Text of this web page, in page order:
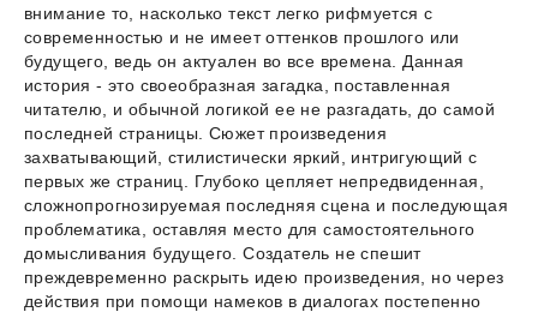
внимание то, насколько текст легко рифмуется с
современностью и не имеет оттенков прошлого или
будущего, ведь он актуален во все времена. Данная
история - это своеобразная загадка, поставленная
читателю, и обычной логикой ее не разгадать, до самой
последней страницы. Сюжет произведения
захватывающий, стилистически яркий, интригующий с
первых же страниц. Глубоко цепляет непредвиденная,
сложнопрогнозируемая последняя сцена и последующая
проблематика, оставляя место для самостоятельного
домысливания будущего. Создатель не спешит
преждевременно раскрыть идею произведения, но через
действия при помощи намеков в диалогах постепенно